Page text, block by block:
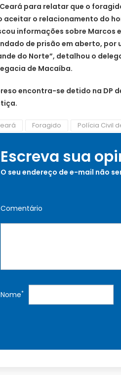
para relatar que o
aceitar o relacionamento do
informações sobre Marcos
de prisão em aberto, por
do Norte”, detalhou o
de Macaíba.
encontra-se detido na DP
Foragido Polícia Civil
Escreva sua
O seu endereço de e-mail não
Comentário
Nome*